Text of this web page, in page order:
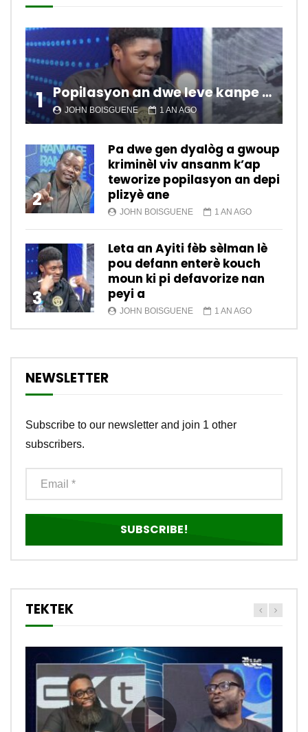
1 Popilasyon an dwe leve kanpe pou chanje sitiyasyon kawotik l’ap viv nan peyi a.
JOHN BOISGUENE 1 AN AGO
2
Pa dwe gen dyalòg a gwoup
kriminèl viv ansanm k’ap
teworize popilasyon an depi
plizyè ane
JOHN BOISGUENE 1 AN AGO
3
Leta an Ayiti fèb sèlman lè
pou defann enterè kouch
moun ki pi defavorize nan
peyi a
JOHN BOISGUENE 1 AN AGO
NEWSLETTER
Subscribe to our newsletter and join 1 other
subscribers.
TEKTEK